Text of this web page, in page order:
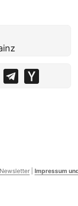
Newsletter Impressum